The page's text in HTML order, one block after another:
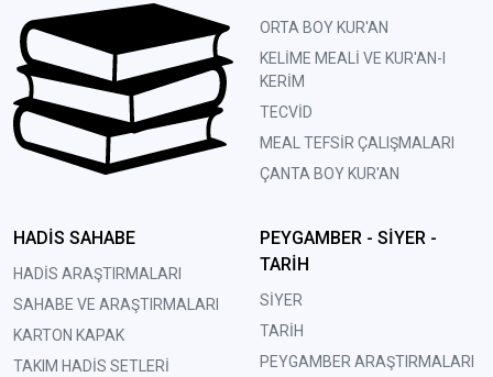
ORTA BOY KUR'AN
KELİME MEALİ VE KUR'AN-I
KERİM
TECVİD
MEAL TEFSİR ÇALIŞMALARI
ÇANTA BOY KUR'AN
HADİS SAHABE
HADİS ARAŞTIRMALARI
SAHABE VE ARAŞTIRMALARI
KARTON KAPAK
TAKIM HADİS SETLERİ
PEYGAMBER - SİYER -
TARİH
SİYER
TARİH
PEYGAMBER ARAŞTIRMALARI